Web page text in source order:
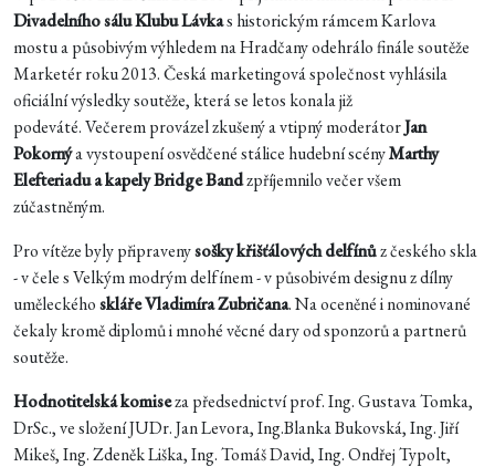
Divadelního sálu Klubu Lávkas historickým rámcem Karlova
mostu a působivým výhledem na Hradčany odehrálo finále soutěže
Marketér roku 2013. Česká marketingová společnost vyhlásila
oficiální výsledky soutěže, která se letos konala již
podeváté. Večerem provázel zkušený a vtipný moderátorJan
Pokornýa vystoupení osvědčené stálice hudební scényMarthy
Elefteriadu a kapely Bridge Bandzpříjemnilo večer všem
zúčastněným.
Pro vítěze byly připravenysošky křišťálových delfínůz českého skla
- v čele s Velkým modrým delfínem - v působivém designu z dílny
uměleckéhoskláře Vladimíra Zubričana. Na oceněné i nominované
čekaly kromě diplomů i mnohé věcné dary od sponzorů a partnerů
soutěže.
Hodnotitelská komiseza předsednictví prof. Ing. Gustava Tomka,
DrSc., ve složení JUDr. Jan Levora, Ing.Blanka Bukovská, Ing. Jiří
Mikeš, Ing. Zdeněk Liška, Ing. Tomáš David, Ing. Ondřej Typolt,